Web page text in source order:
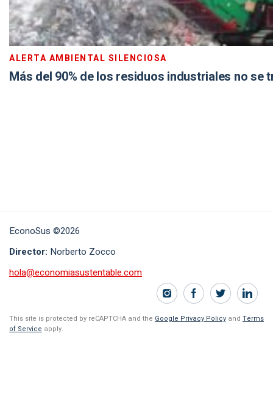
ALERTA AMBIENTAL SILENCIOSA
Más del 90% de los residuos industriales no se
EconoSus ©2026
Director: Norberto Zocco
hola@economiasustentable.com
This site is protected by reCAPTCHA and the Google Privacy Policy and Terms
of Service apply.